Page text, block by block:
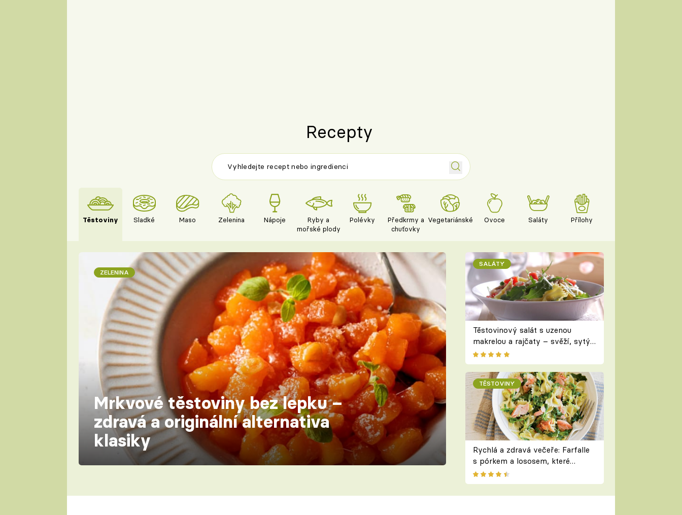
Recepty
Těstoviny Sladké Maso Zelenina Nápoje
Ryby a
mořské plody
Polévky
Předkrmy a
chuťovky
Vegetariánské Ovoce Saláty Přílohy
ZELENINA
Mrkvové těstoviny bez lepku –
zdravá a originální alternativa
klasiky
SALÁTY
Těstovinový salát s uzenou
makrelou a rajčaty – svěží, sytý
a připravený během chvilky
TĚSTOVINY
Rychlá a zdravá večeře: Farfalle
s pórkem a lososem, které
zvládnete do 30 minut